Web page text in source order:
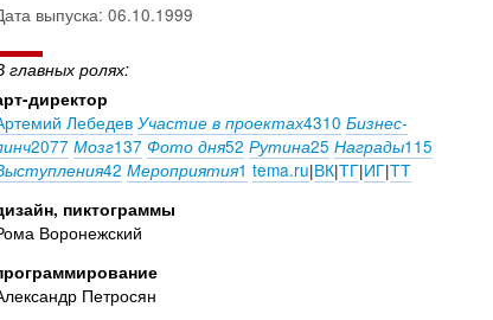
выпуска: 06.10.1999
главных ролях:
директор
Лебедев Участие в проектах4310 Бизнес-
2077 Мозг137 Фото дня52 Рутина25 Награды115
42 Мероприятия1 tema.ru|ВК|ТГ|ИГ|ТТ
пиктограммы
Воронежский
Петросян